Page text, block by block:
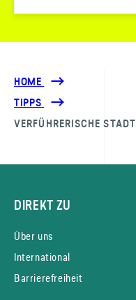
HOME
TIPPS
VERFÜHRERISCHE STADT
DIREKT ZU
Über uns
International
Barrierefreiheit